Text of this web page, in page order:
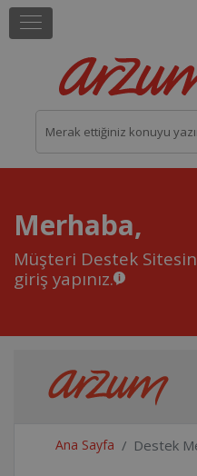
Merhaba,
Müşteri Destek
giriş yapınız.
Ana Sayfa Destek